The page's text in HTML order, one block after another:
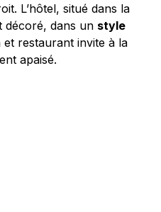
L’hôtel, situé dans la
décoré, dans un style
et restaurant invite à la
apaisé.